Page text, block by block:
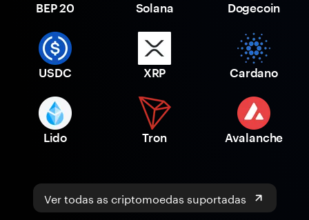
BEP 20 Solana Dogecoin
USDC XRP Cardano
Lido Tron Avalanche
Ver todas as criptomoedas suportadas